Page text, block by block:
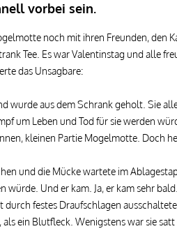
vorbei sein.
noch mit ihren Freunden, den
Tee. Es war Valentinstag und alle
das Unsagbare:
wurde aus dem Schrank geholt. Sie
um Leben und Tod für sie werden
kleinen Partie Mogelmotte. Doch
und die Mücke wartete im
würde. Und er kam. Ja, er kam sehr
durch festes Draufschlagen
ein Blutfleck. Wenigstens war sie